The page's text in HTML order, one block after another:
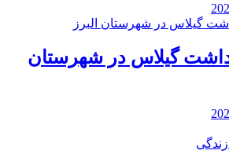
گیلاس در شهرستان